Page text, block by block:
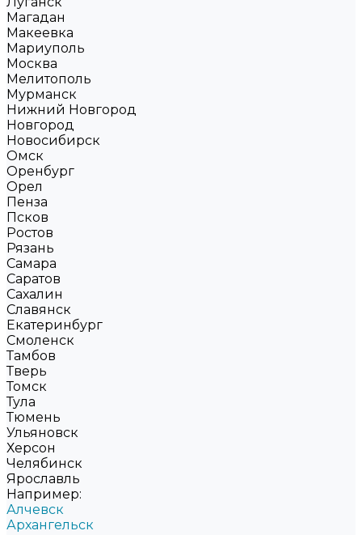
Магадан
Макеевка
Мариуполь
Москва
Мелитополь
Мурманск
Нижний Новгород
Новгород
Новосибирск
Омск
Оренбург
Орел
Пенза
Псков
Ростов
Рязань
Самара
Саратов
Сахалин
Славянск
Екатеринбург
Смоленск
Тамбов
Тверь
Томск
Тула
Тюмень
Ульяновск
Херсон
Челябинск
Ярославль
Например:
Алчевск
Архангельск